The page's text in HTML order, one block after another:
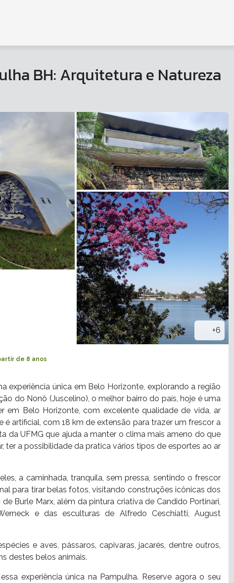
BH: Arquitetura e Natureza
+6
de 8 anos
experiência única em Belo Horizonte, explorando a região
do Nonô (Juscelino), o melhor bairro do país, hoje é uma
em Belo Horizonte, com excelente qualidade de vida, ar
é artificial, com 18 km de extensão para trazer um frescor a
da UFMG que ajuda a manter o clima mais ameno do que
ter a possibilidade da pratica vários tipos de esportes ao ar
a caminhada, tranquila, sem pressa, sentindo o frescor
para tirar belas fotos, visitando construções icônicas dos
Burle Marx, além da pintura criativa de Candido Portinari,
e das esculturas de Alfredo Ceschiatti, August
e aves, pássaros, capivaras, jacarés, dentre outros,
destes belos animais.
experiência única na Pampulha. Reserve agora o seu